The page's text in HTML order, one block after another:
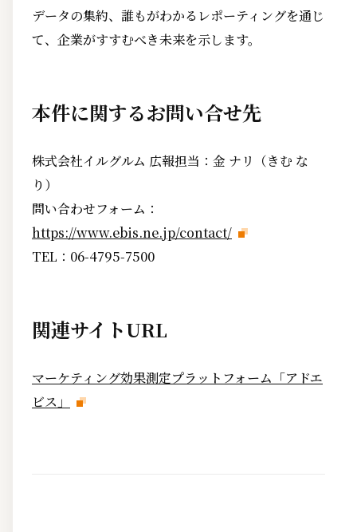
データの集約、誰もがわかるレポーティングを通じ
て、企業がすすむべき未来を示します。
本件に関するお問い合せ先
株式会社イルグルム 広報担当：金 ナリ（きむ な
り）
問い合わせフォーム：
https://www.ebis.ne.jp/contact/
TEL：06-4795-7500
関連サイトURL
マーケティング効果測定プラットフォーム「アドエ
ビス」